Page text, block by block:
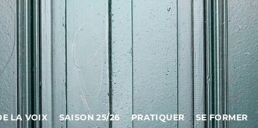
LA VOIX SAISON 25/26 PRATIQUER SE FORMER